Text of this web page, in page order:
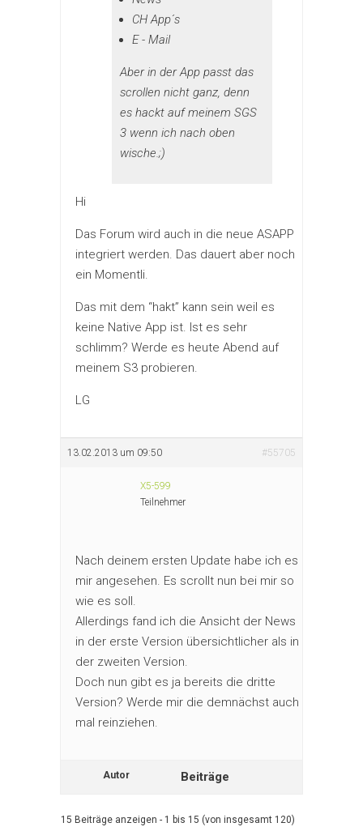
CH App´s
E - Mail
Aber in der App passt das
scrollen nicht ganz, denn
es hackt auf meinem SGS
3 wenn ich nach oben
wische.;)
Hi
Das Forum wird auch in die neue ASAPP
integriert werden. Das dauert aber noch
ein Momentli.
Das mit dem “hakt” kann sein weil es
keine Native App ist. Ist es sehr
schlimm? Werde es heute Abend auf
meinem S3 probieren.
LG
13.02.2013 um 09:50 #55705
X5-599
Teilnehmer
Nach deinem ersten Update habe ich es
mir angesehen. Es scrollt nun bei mir so
wie es soll.
Allerdings fand ich die Ansicht der News
in der erste Version übersichtlicher als in
der zweiten Version.
Doch nun gibt es ja bereits die dritte
Version? Werde mir die demnächst auch
mal reinziehen.
Autor Beiträge
15 Beiträge anzeigen - 1 bis 15 (von insgesamt 120)